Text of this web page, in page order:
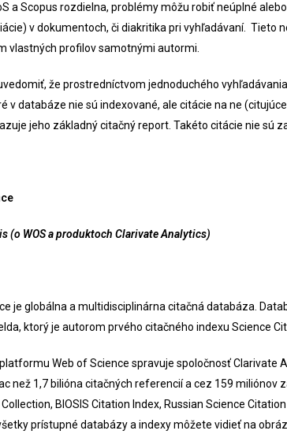
a Scopus rozdielna, problémy môžu robiť neúplné
v dokumentoch, či diakritika pri vyhľadávaní. Tieto
vlastných profilov samotnými autormi.
že prostredníctvom jednoduchého
v databáze nie sú indexované, ale citácie na ne
jeho základný citačný report. Takéto citácie nie sú
(o WOS a produktoch Clarivate Analytics)
je globálna a multidisciplinárna citačná databáza.
ktorý je autorom prvého citačného indexu Science
Web of Science spravuje spoločnosť Clarivate
než 1,7 bilióna citačných referencií a cez 159
BIOSIS Citation Index, Russian Science
prístupné databázy a indexy môžete vidieť na